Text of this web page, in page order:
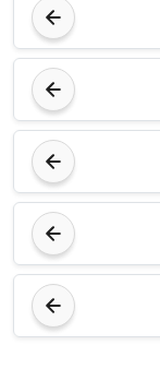
نوتنغهام فورست
برشلونة